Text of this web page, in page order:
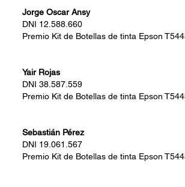
Jorge Oscar Ansy
DNI 12.588.660
Premio Kit de Botellas de tinta Epson
Yair Rojas
DNI 38.587.559
Premio Kit de Botellas de tinta Epson
Sebastián Pérez
DNI 19.061.567
Premio Kit de Botellas de tinta Epson